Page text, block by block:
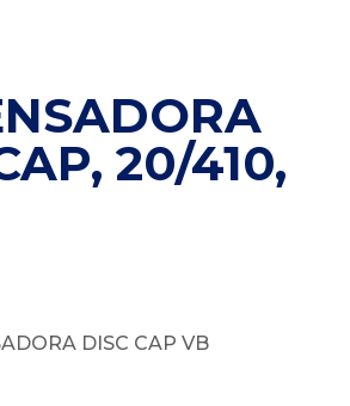
20/410,
DISC CAP VB